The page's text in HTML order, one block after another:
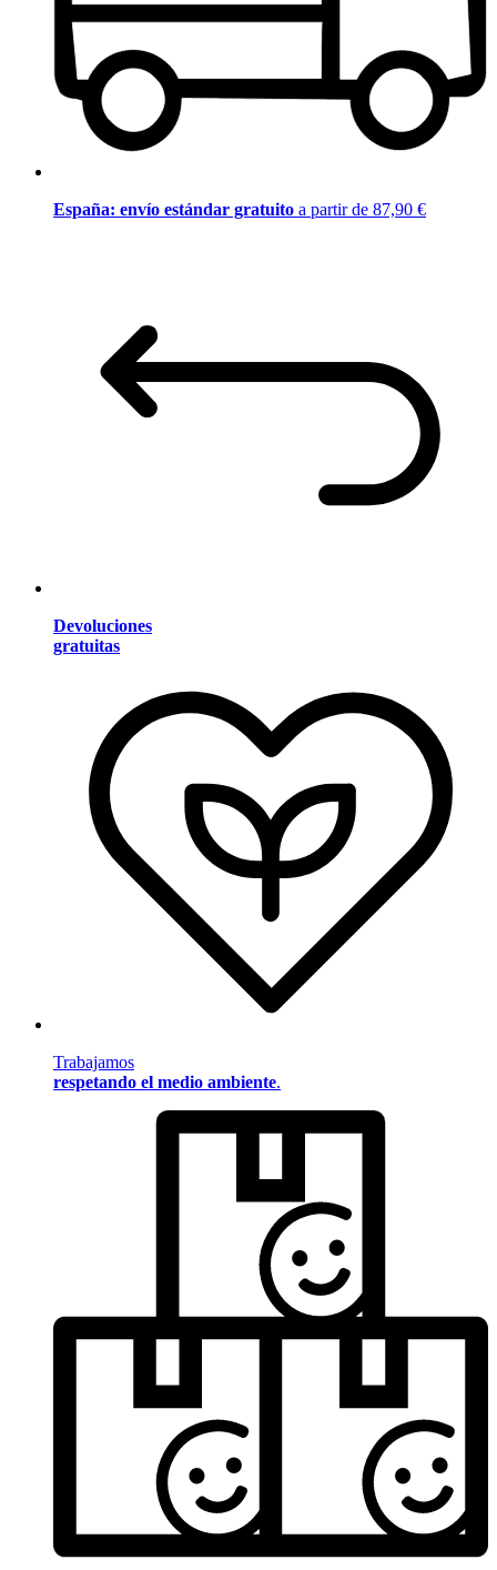
España: envío estándar gratuito a partir de 87,90 €
Devoluciones
gratuitas
Trabajamos
respetando el medio ambiente.